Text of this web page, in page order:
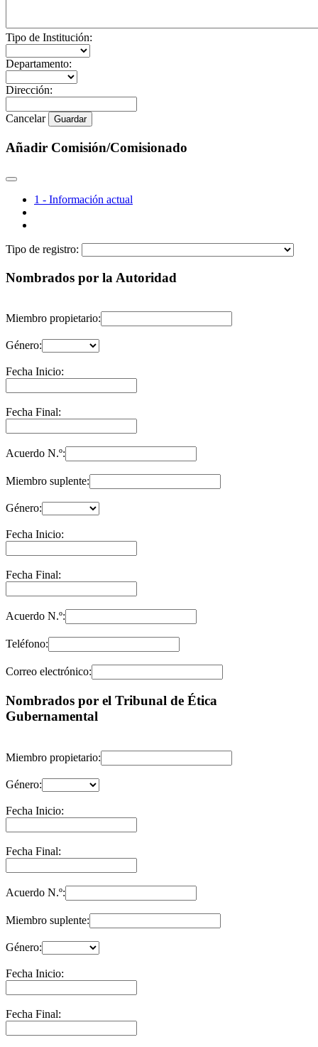
Tipo de Institución:
Departamento:
Dirección:
Cancelar Guardar
Añadir Comisión/Comisionado
1 - Información actual
Tipo de registro:
Nombrados por la Autoridad
Miembro propietario:
Género:
Fecha Inicio:
Fecha Final:
Acuerdo N.º:
Miembro suplente:
Género:
Fecha Inicio:
Fecha Final:
Acuerdo N.º:
Teléfono:
Correo electrónico:
Nombrados por el Tribunal de Ética
Gubernamental
Miembro propietario:
Género:
Fecha Inicio:
Fecha Final:
Acuerdo N.º:
Miembro suplente:
Género:
Fecha Inicio:
Fecha Final: